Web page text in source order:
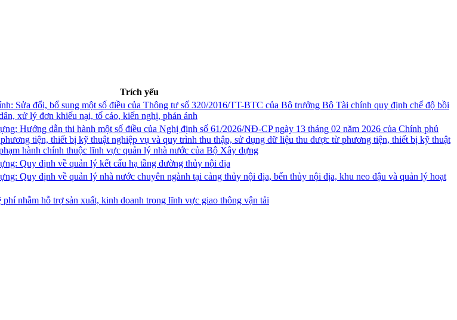
Trích yếu
Sửa đổi, bổ sung một số điều của Thông tư số 320/2016/TT-BTC của Bộ trưởng Bộ Tài chính quy định chế độ bồi
xử lý đơn khiếu nại, tố cáo, kiến nghị, phản ánh
Hướng dẫn thi hành một số điều của Nghị định số 61/2026/NĐ-CP ngày 13 tháng 02 năm 2026 của Chính phủ
tiện, thiết bị kỹ thuật nghiệp vụ và quy trình thu thập, sử dụng dữ liệu thu được từ phương tiện, thiết bị kỹ thuật
hành chính thuộc lĩnh vực quản lý nhà nước của Bộ Xây dựng
Quy định về quản lý kết cấu hạ tầng đường thủy nội địa
Quy định về quản lý nhà nước chuyên ngành tại cảng thủy nội địa, bến thủy nội địa, khu neo đậu và quản lý hoạt
nhằm hỗ trợ sản xuất, kinh doanh trong lĩnh vực giao thông vận tải